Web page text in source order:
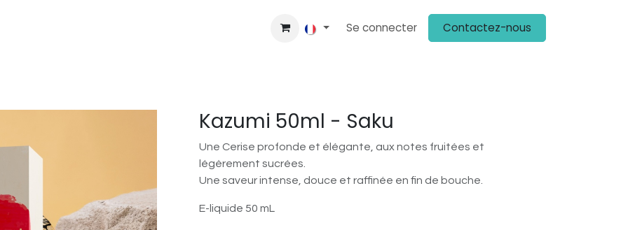
BONS PLANS DEVENIR CLIENT PLV KIT MÉDIA ON PARLE DE NOUS
Se connecter Contactez-nous
Kazumi 50ml - Saku
Une Cerise profonde et élégante, aux notes fruitées et
légèrement sucrées.
Une saveur intense, douce et raffinée en fin de bouche.
E-liquide 50 mL